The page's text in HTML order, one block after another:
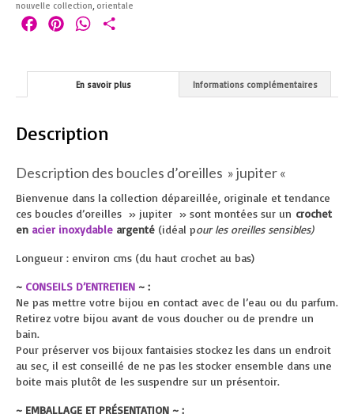
nouvelle collection, orientale
FacebookPinterestWhatsApp
En savoir plus Informations complémentaires
Description
Description des boucles d’oreilles » jupiter «
Bienvenue dans la collection dépareillée, originale et tendance
ces boucles d’oreilles » jupiter » sont montées sur un crochet
en acier inoxydable argenté (idéal pour les oreilles sensibles)
Longueur : environ cms (du haut crochet au bas)
~ CONSEILS D’ENTRETIEN ~ :
Ne pas mettre votre bijou en contact avec de l’eau ou du parfum.
Retirez votre bijou avant de vous doucher ou de prendre un
bain.
Pour préserver vos bijoux fantaisies stockez les dans un endroit
au sec, il est conseillé de ne pas les stocker ensemble dans une
boite mais plutôt de les suspendre sur un présentoir.
~ EMBALLAGE ET PRÉSENTATION ~ :